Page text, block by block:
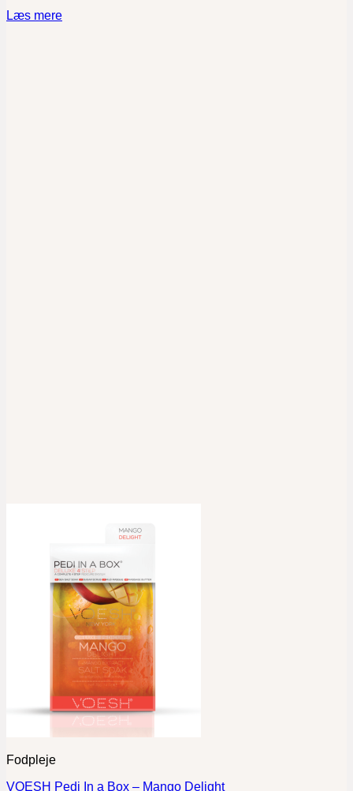
Læs mere
Fodpleje
VOESH Pedi In a Box – Mango Delight